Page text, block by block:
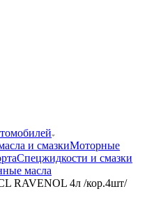
и смазкиМоторные
Спецжидкости и смазки
масла
RAVENOL 4л /кор.4шт/